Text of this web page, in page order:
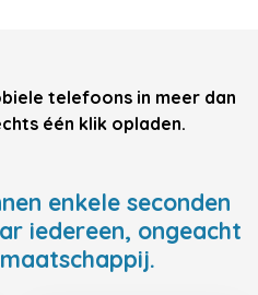
telefoons in meer dan
één klik opladen.
enkele seconden
iedereen, ongeacht